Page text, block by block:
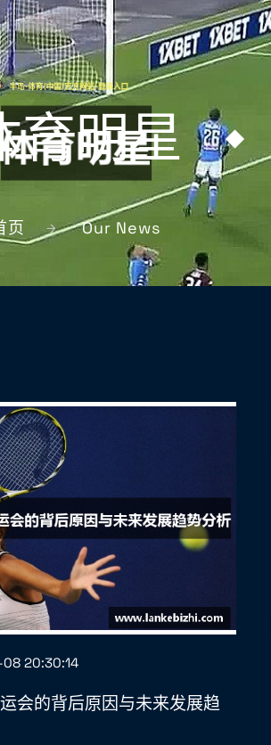
育明星
页 Our News
20:30:14
会的背后原因与未来发展趋